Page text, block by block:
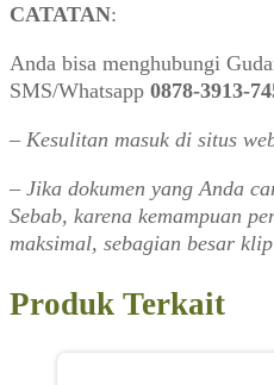
CATATAN:
Anda bisa menghubungi
SMS/Whatsapp 0878-3913-
– Kesulitan masuk di situs
– Jika dokumen yang Anda
Sebab, karena kemampuan
maksimal, sebagian besar
Produk Terkait